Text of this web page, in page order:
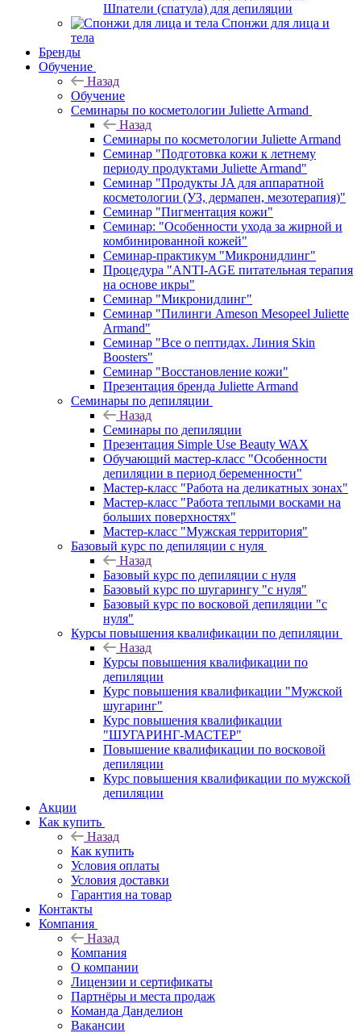
Шпатели (спатула) для депиляции
Спонжи для лица и
тела
Бренды
Обучение
Назад
Обучение
Семинары по косметологии Juliette Armand
Назад
Семинары по косметологии Juliette Armand
Семинар "Подготовка кожи к летнему
периоду продуктами Juliette Armand"
Семинар "Продукты JA для аппаратной
косметологии (УЗ, дермапен, мезотерапия)"
Семинар "Пигментация кожи"
Семинар: "Особенности ухода за жирной и
комбинированной кожей"
Семинар-практикум "Микронидлинг"
Процедура "ANTI-AGE питательная терапия
на основе икры"
Семинар "Микронидлинг"
Семинар "Пилинги Ameson Mesopeel Juliette
Armand"
Семинар "Все о пептидах. Линия Skin
Boosters"
Семинар "Восстановление кожи"
Презентация бренда Juliette Armand
Семинары по депиляции
Назад
Семинары по депиляции
Презентация Simple Use Beauty WAX
Обучающий мастер-класс "Особенности
депиляции в период беременности"
Мастер-класс "Работа на деликатных зонах"
Мастер-класс "Работа теплыми восками на
больших поверхностях"
Мастер-класс "Мужская территория"
Базовый курс по депиляции с нуля
Назад
Базовый курс по депиляции с нуля
Базовый курс по шугарингу "с нуля"
Базовый курс по восковой депиляции "с
нуля"
Курсы повышения квалификации по депиляции
Назад
Курсы повышения квалификации по
депиляции
Курс повышения квалификации "Мужской
шугаринг"
Курс повышения квалификации
"ШУГАРИНГ-МАСТЕР"
Повышение квалификации по восковой
депиляции
Курс повышения квалификации по мужской
депиляции
Акции
Как купить
Назад
Как купить
Условия оплаты
Условия доставки
Гарантия на товар
Контакты
Компания
Назад
Компания
О компании
Лицензии и сертификаты
Партнёры и места продаж
Команда Данделион
Вакансии